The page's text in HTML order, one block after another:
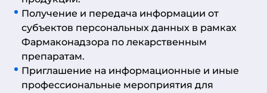
Получение и передача информации от
субъектов персональных данных в рамках
Фармаконадзора по лекарственным
препаратам.
Приглашение на информационные и иные
профессиональные мероприятия для